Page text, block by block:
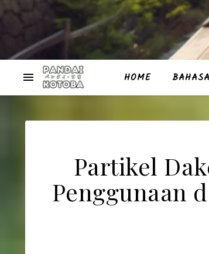
HOME
Partikel
Penggunaan